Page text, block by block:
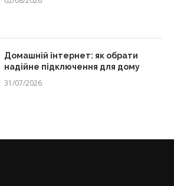
Домашній інтернет: як обрати
надійне підключення для дому
31/07/2026